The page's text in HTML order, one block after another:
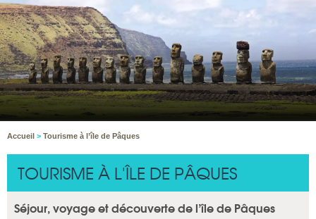
Accueil > Tourisme à l’île de Pâques
TOURISME À L'ÎLE DE PÂQUES
Séjour, voyage et découverte de l’île de Pâques